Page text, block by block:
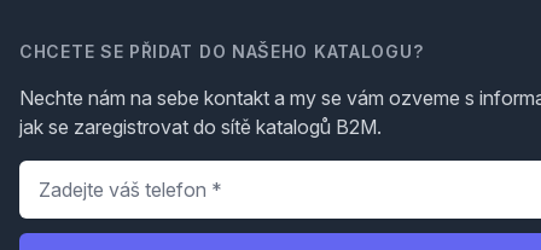
CHCETE SE PŘIDAT DO NAŠEHO KATALOGU?
Nechte nám na sebe kontakt a my se vám ozveme s
jak se zaregistrovat do sítě katalogů B2M.
Telefon